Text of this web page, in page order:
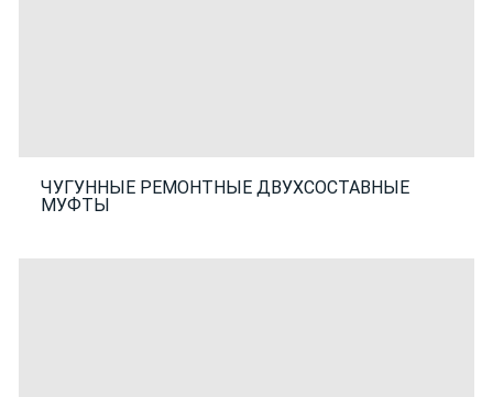
ЧУГУННЫЕ РЕМОНТНЫЕ ДВУХСОСТАВНЫЕ
МУФТЫ